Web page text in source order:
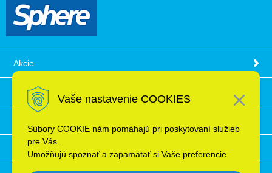
Vaše nastavenie COOKIES
Súbory COOKIE nám pomáhajú pri poskytovaní služieb
pre Vás.
Umožňujú spoznať a zapamätať si Vaše preferencie.
Akcie
Obchodné podmienky
Ochrana osobných údajov